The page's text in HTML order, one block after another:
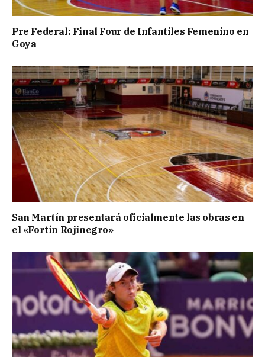
Pre Federal: Final Four de Infantiles Femenino en
Goya
San Martín presentará oficialmente las obras en
el «Fortín Rojinegro»